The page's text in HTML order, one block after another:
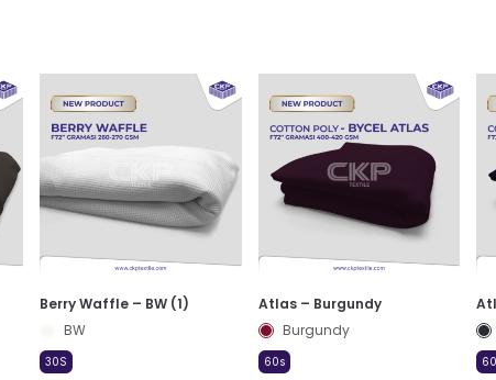
Berry Waffle – BW (1)
BW
30S
Atlas – Burgundy
Burgundy
60s